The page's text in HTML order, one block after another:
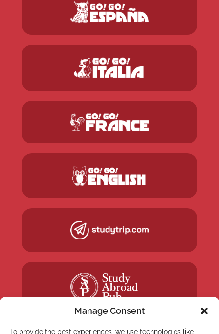
Manage Consent
To provide the best experiences, we use technologies like